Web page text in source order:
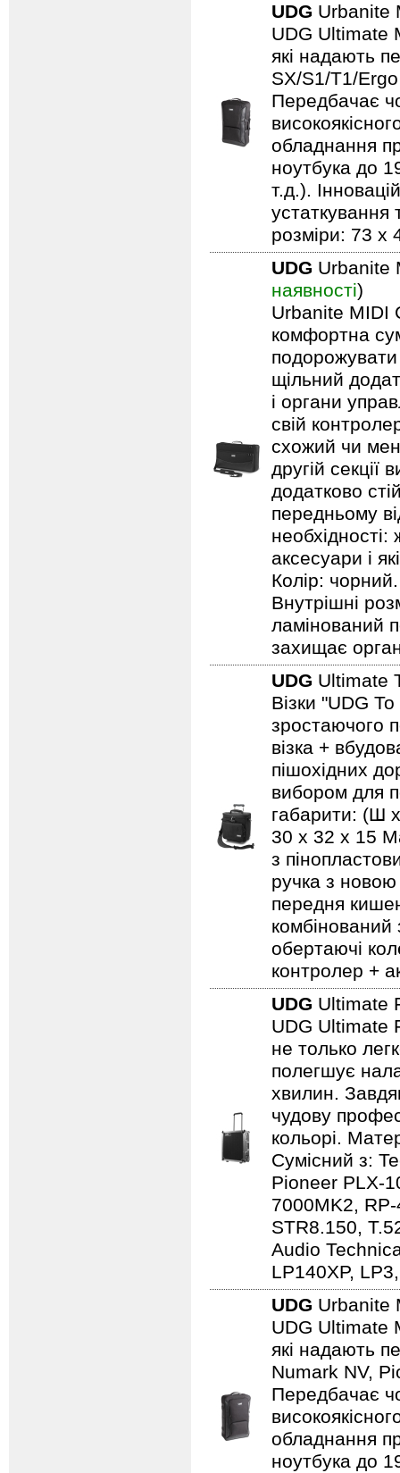
UDG Urbanite
UDG Ultimate
які надають
SX/S1/T1/
Передбачає
обладнання
ноутбука до
т.д.).
устаткування
розміри: 73 x
UDG Urbanite
наявності)
Urbanite MIDI
комфортна
щільний
і органи
свій
схожий чи
другій
додатково
передньому
аксесуари і
Колір:
Внутрішні
ламінований
захищає
UDG Ultimate
Візки "UDG
зростаючого
візка +
пішохідних
вибором для
габарити: (Ш
30 x 32 x 15
з
ручка з
передня
обертаючі
контролер +
UDG Ultimate
UDG Ultimate
не только
полегшує
хвилин.
чудову
кольорі.
Сумісний з:
Pioneer PLX-
7000MK2,
STR8.150,
Audio
LP140XP,
UDG Urbanite
UDG Ultimate
які надають
Numark NV,
Передбачає
обладнання
ноутбука до